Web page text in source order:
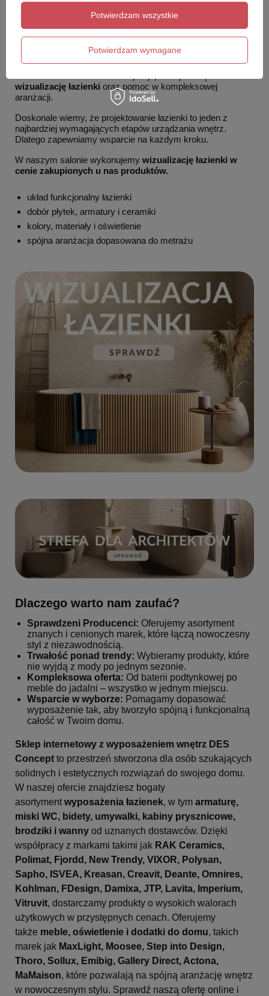
Wizualizacja łazienki w cenie
zakupionych produktów
Planujesz remont łazienki lub urządzasz nową łazienkę w
wizualizację łazienki oraz pomoc w kompleksowej
aranżacji.
Doskonale wiemy, że projektowanie łazienki to jeden z
najbardziej wymagających etapów urządzania wnętrz.
Dlatego zapewniamy wsparcie na każdym kroku.
W naszym salonie wykonujemy wizualizację łazienki w
cenie zakupionych u nas produktów.
układ funkcjonalny łazienki
dobór płytek, armatury i ceramiki
kolory, materiały i oświetlenie
spójna aranżacja dopasowana do metrażu
Dlaczego warto nam zaufać?
Sprawdzeni Producenci: Oferujemy asortyment
znanych i cenionych marek, które łączą nowoczesny
styl z niezawodnością.
Trwałość ponad trendy: Wybieramy produkty, które
nie wyjdą z mody po jednym sezonie.
Kompleksowa oferta: Od baterii podtynkowej po
meble do jadalni – wszystko w jednym miejscu.
Wsparcie w wyborze: Pomagamy dopasować
wyposażenie tak, aby tworzyło spójną i funkcjonalną
całość w Twoim domu.
Sklep internetowy z wyposażeniem wnętrz DES
Concept to przestrzeń stworzona dla osób szukających
solidnych i estetycznych rozwiązań do swojego domu.
W naszej ofercie znajdziesz bogaty
asortyment wyposażenia łazienek, w tym armaturę,
miski WC, bidety, umywalki, kabiny prysznicowe,
brodziki i wanny od uznanych dostawców. Dzięki
współpracy z markami takimi jak RAK Ceramics,
Polimat, Fjordd, New Trendy, VIXOR, Polysan,
Sapho, ISVEA, Kreasan, Creavit, Deante, Omnires,
Kohlman, FDesign, Damixa, JTP, Lavita, Imperium,
Vitruvit, dostarczamy produkty o wysokich walorach
użytkowych w przystępnych cenach. Oferujemy
także meble, oświetlenie i dodatki do domu, takich
marek jak MaxLight, Moosee, Step into Design,
Thoro, Sollux, Emibig, Gallery Direct, Actona,
MaMaison, które pozwalają na spójną aranżację wnętrz
w nowoczesnym stylu. Sprawdź naszą ofertę online i
Potwierdzam wymagane
Potwierdzam wszystkie